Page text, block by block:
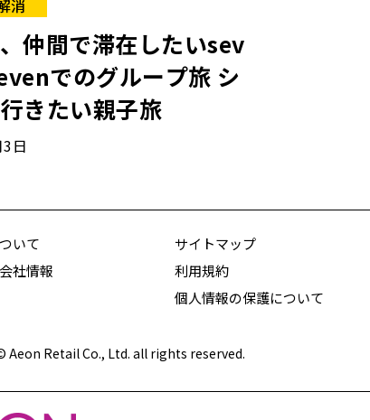
消
仲間で滞在したいsev
でのグループ旅 シ
きたい親子旅
日
いて
社情報
サイトマップ
利用規約
個人情報の保護について
Retail Co., Ltd. all rights reserved.